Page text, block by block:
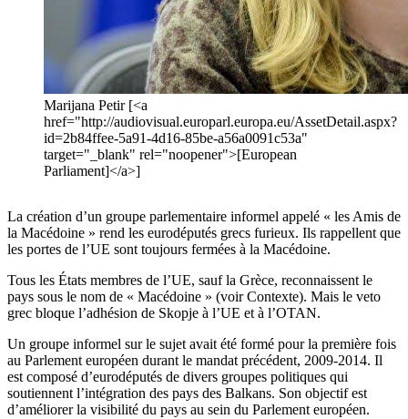
Marijana Petir [<a
href="http://audiovisual.europarl.europa.eu/AssetDetail.aspx?
id=2b84ffee-5a91-4d16-85be-a56a0091c53a"
target="_blank" rel="noopener">[European
Parliament]</a>]
La création d’un groupe parlementaire informel appelé « les Amis de
la Macédoine » rend les eurodéputés grecs furieux. Ils rappellent que
les portes de l’UE sont toujours fermées à la Macédoine.
Tous les États membres de l’UE, sauf la Grèce, reconnaissent le
pays sous le nom de « Macédoine » (voir Contexte). Mais le veto
grec bloque l’adhésion de Skopje à l’UE et à l’OTAN.
Un groupe informel sur le sujet avait été formé pour la première fois
au Parlement européen durant le mandat précédent, 2009-2014. Il
est composé d’eurodéputés de divers groupes politiques qui
soutiennent l’intégration des pays des Balkans. Son objectif est
d’améliorer la visibilité du pays au sein du Parlement européen.